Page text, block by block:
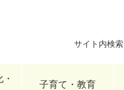
サイト内検索
子育て・教育